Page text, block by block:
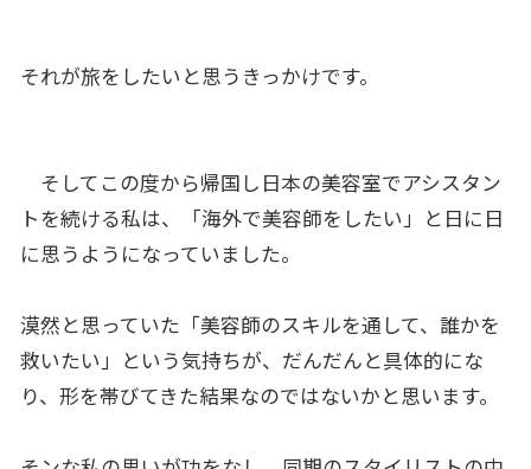
それが旅をしたいと思うきっかけです。
そしてこの度から帰国し日本の美容室でアシスタン
トを続ける私は、「海外で美容師をしたい」と日に日
に思うようになっていました。
漠然と思っていた「美容師のスキルを通して、誰かを
救いたい」という気持ちが、だんだんと具体的にな
り、形を帯びてきた結果なのではないかと思います。